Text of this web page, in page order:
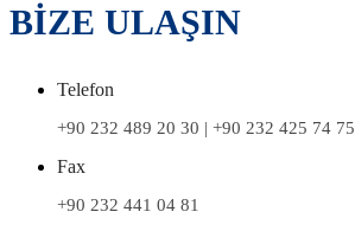
BİZE ULAŞIN
Telefon
+90 232 489 20 30 | +90 232 425 74 75
Fax
+90 232 441 04 81